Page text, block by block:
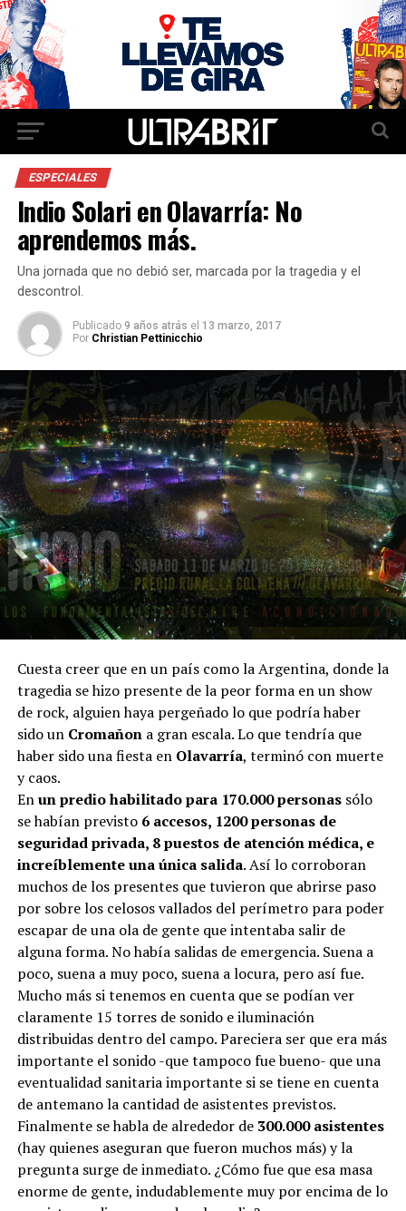
ESPECIALES
Indio Solari en Olavarría: No
aprendemos más.
Una jornada que no debió ser, marcada por la tragedia y el
descontrol.
Publicado 9 años atrás el 13 marzo, 2017
Por Christian Pettinicchio
Cuesta creer que en un país como la Argentina, donde la
tragedia se hizo presente de la peor forma en un show
de rock, alguien haya pergeñado lo que podría haber
sido un Cromañona gran escala. Lo que tendría que
haber sido una fiesta en Olavarría, terminó con muerte
y caos.
Enun predio habilitado para 170.000 personassólo
se habían previsto6 accesos, 1200 personas de
seguridad privada, 8 puestos de atención médica, e
increíblemente una única salida. Así lo corroboran
muchos de los presentes que tuvieron que abrirse paso
por sobre los celosos vallados del perímetro para poder
escapar de una ola de gente que intentaba salir de
alguna forma. No había salidas de emergencia. Suena a
poco, suena a muy poco, suena a locura, pero así fue.
Mucho más si tenemos en cuenta que se podían ver
claramente 15 torres de sonido e iluminación
distribuidas dentro del campo. Pareciera ser que era más
importante el sonido -que tampoco fue bueno- que una
eventualidad sanitaria importante si se tiene en cuenta
de antemano la cantidad de asistentes previstos.
Finalmente se habla de alrededor de 300.000 asistentes
(hay quienes aseguran que fueron muchos más) y la
pregunta surge de inmediato. ¿Cómo fue que esa masa
enorme de gente, indudablemente muy por encima de lo